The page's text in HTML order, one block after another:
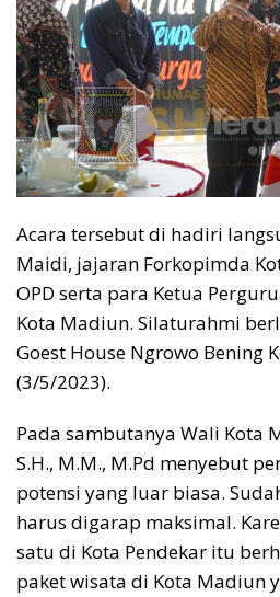
Acara tersebut di hadiri
Maidi, jajaran Forkopimda
OPD serta para Ketua
Kota Madiun. Silaturahmi
Goest House Ngrowo Bening
(3/5/2023).
Pada sambutanya Wali Kota
S.H., M.M., M.Pd menyebut
potensi yang luar biasa.
harus digarap maksimal.
satu di Kota Pendekar itu
paket wisata di Kota Madiun